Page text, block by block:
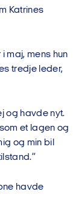
Katrines
maj, mens hun
tredje leder,
og havde nyt.
et lagen og
og min bil
havde